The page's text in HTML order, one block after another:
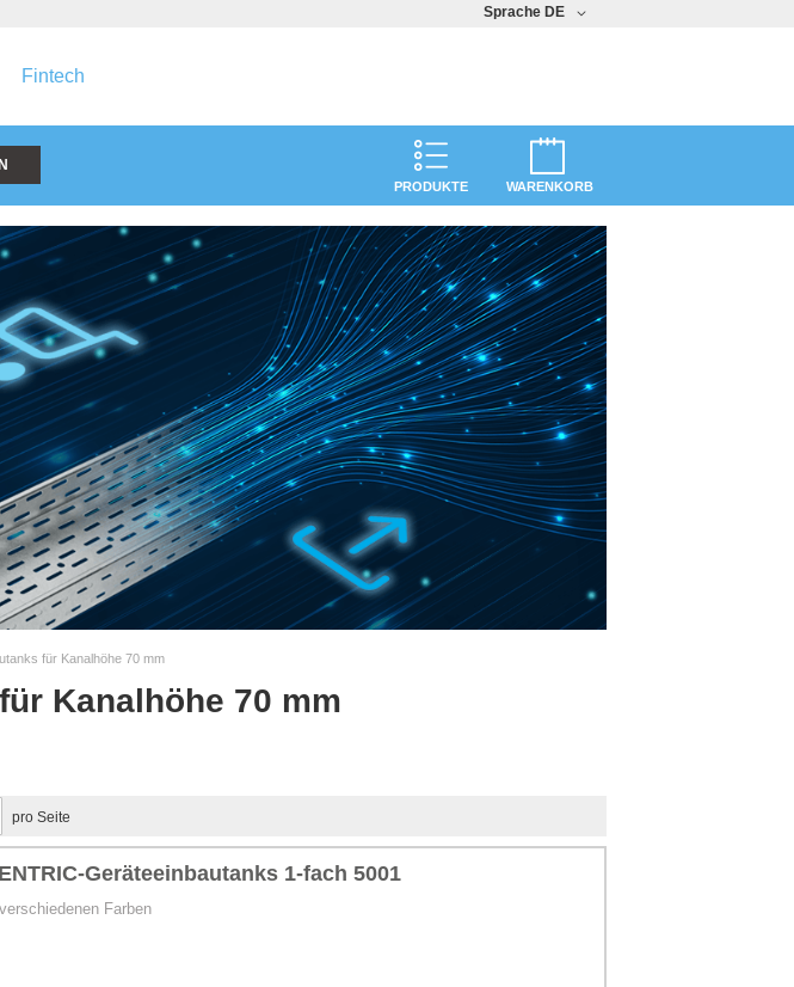
Sprache DE
Fintech
WARENKORB
PRODUKTE
für Kanalhöhe 70 mm
Kanalhöhe 70 mm
pro Seite
Geräteeinbautanks 1-fach 5001
Farben